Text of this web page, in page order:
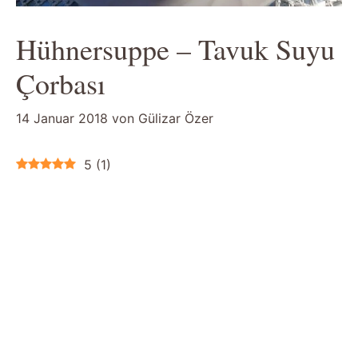
Hühnersuppe – Tavuk Suyu
Çorbası
14 Januar 2018 von Gülizar Özer
5 (1)